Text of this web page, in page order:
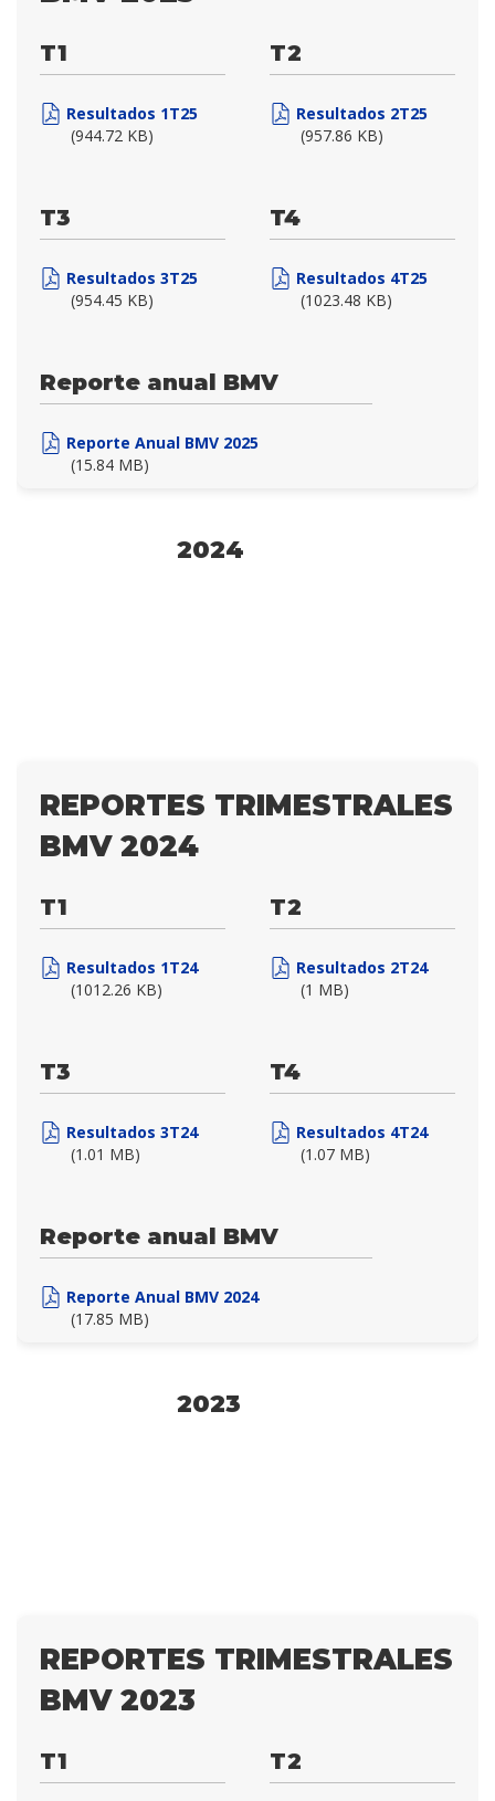
T1
Resultados 1T25
(944.72 KB)
T2
Resultados 2T25
(957.86 KB)
T3
Resultados 3T25
(954.45 KB)
T4
Resultados 4T25
(1023.48 KB)
Reporte anual BMV
Reporte Anual BMV 2025
(15.84 MB)
2024
REPORTES TRIMESTRALES
BMV 2024
T1
Resultados 1T24
(1012.26 KB)
T2
Resultados 2T24
(1 MB)
T3
Resultados 3T24
(1.01 MB)
T4
Resultados 4T24
(1.07 MB)
Reporte anual BMV
Reporte Anual BMV 2024
(17.85 MB)
2023
REPORTES TRIMESTRALES
BMV 2023
T1 T2